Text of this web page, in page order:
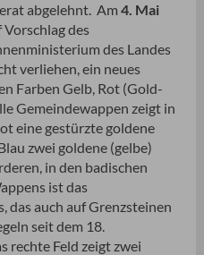
abgelehnt. Am 4. Mai
des
des Landes
verliehen, ein neues
Farben Gelb, Rot (Gold-
Gemeindewappen zeigt in
eine gestürzte goldene
zwei goldene (gelbe)
in den badischen
ist das
das auch auf Grenzsteinen
seit dem 18.
rechte Feld zeigt zwei